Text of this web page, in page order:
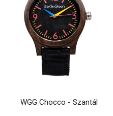
WGG Chocco - Szantál